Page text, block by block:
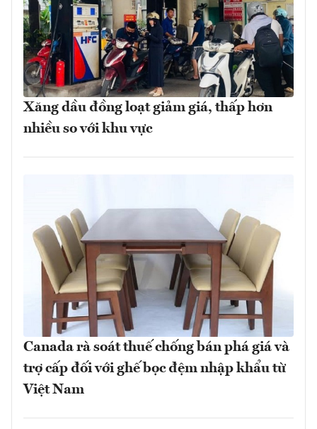
Xăng dầu đồng loạt giảm giá, thấp hơn
nhiều so với khu vực
Canada rà soát thuế chống bán phá giá và
trợ cấp đối với ghế bọc đệm nhập khẩu từ
Việt Nam